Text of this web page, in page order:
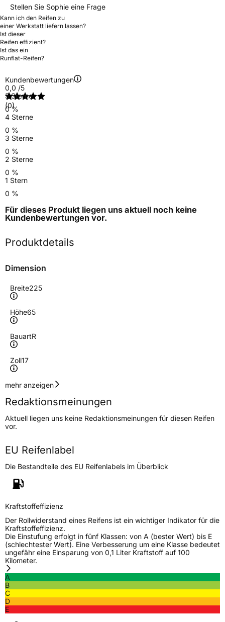
Stellen Sie Sophie eine Frage
Kann ich den Reifen zu
einer Werkstatt liefern lassen?
Ist dieser
Reifen effizient?
Ist das ein
Runflat-Reifen?
Kundenbewertungen
0,0 /5
(0)
5 Sterne
0 %
4 Sterne
0 %
3 Sterne
0 %
2 Sterne
0 %
1 Stern
0 %
Für dieses Produkt liegen uns aktuell noch keine
Kundenbewertungen vor.
Produktdetails
Dimension
Breite225
Höhe65
BauartR
Zoll17
Geschwindigkeitsindex
Höchstgeschwindigkeit
210 km/h
Lastindex102
Höchstlast850 kg
Generelle Merkmale
Fahrzeugtyp
VerwendungWinterreifen
ModellnameIce Plus S210
FahrzeugartPKW & SUV
Weitere Eigenschaften
SchlauchtypTL
ZustandNeureifen
mehr anzeigen
Redaktionsmeinungen
Aktuell liegen uns keine Redaktionsmeinungen für diesen Reifen
vor.
EU Reifenlabel
Die Bestandteile des EU Reifenlabels im Überblick
Kraftstoffeffizienz
Der Rollwiderstand eines Reifens ist ein wichtiger Indikator für die
Kraftstoffeffizienz.
Die Einstufung erfolgt in fünf Klassen: von A (bester Wert) bis E
(schlechtester Wert). Eine Verbesserung um eine Klasse bedeutet
ungefähr eine Einsparung von 0,1 Liter Kraftstoff auf 100
Kilometer.
A
B
C
D
E